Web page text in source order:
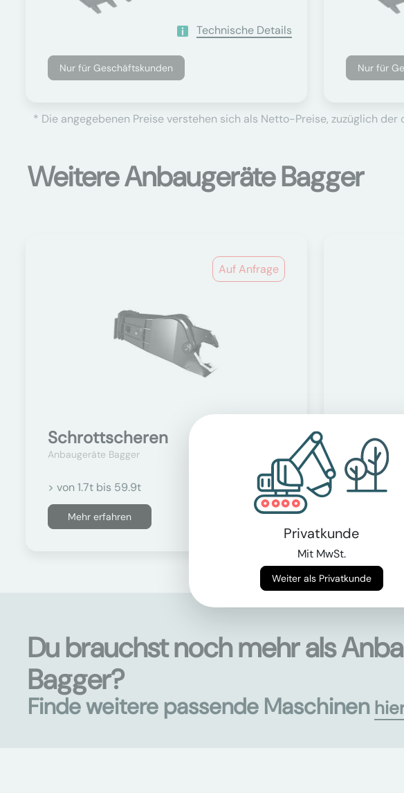
Technische Details
Nur für Geschäftskunden Nur für
* Die angegebenen Preise verstehen sich als Netto-Preise, zuzüglich
Weitere Anbaugeräte Bagger
Auf Anfrage
Schrottscheren
Anbaugeräte Bagger
> von 1.7t bis 59.9t
Mehr erfahren
> von 1.9t
Du brauchst noch mehr als
Bagger?
Finde weitere passende Maschinen
Privatkunde
Mit MwSt.
Weiter als Privatkunde